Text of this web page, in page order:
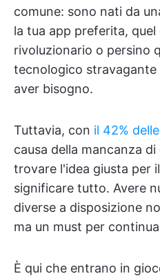
comune: sono nati da
la tua app preferita,
rivoluzionario o persino
tecnologico stravagante
aver bisogno.
Tuttavia, con il 42%
causa della mancanza
trovare l'idea giusta per
significare tutto. Avere
diverse a disposizione
ma un must per
È qui che entrano in